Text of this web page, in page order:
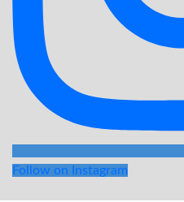
Follow on Instagram